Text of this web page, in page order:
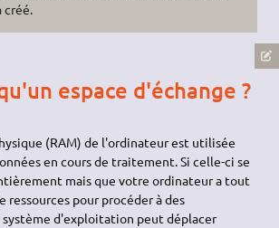
créé.
espace d'échange ?
(RAM) de l'ordinateur est utilisée
en cours de traitement. Si celle-ci se
mais que votre ordinateur a tout
ressources pour procéder à des
d'exploitation peut déplacer